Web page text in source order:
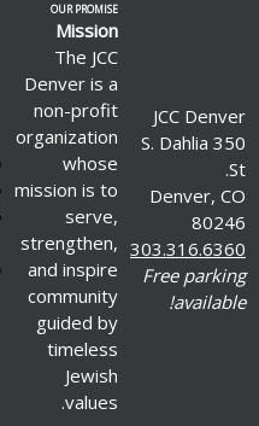
JCC Denver
350 S. Dahlia
St.
Denver, CO
80246
303.316.6360
Free parking
available!
OUR PROMISE
Mission
The JCC
Denver is a
non-profit
organization
whose
mission is to
serve,
strengthen,
and inspire
community
guided by
timeless
Jewish
values.